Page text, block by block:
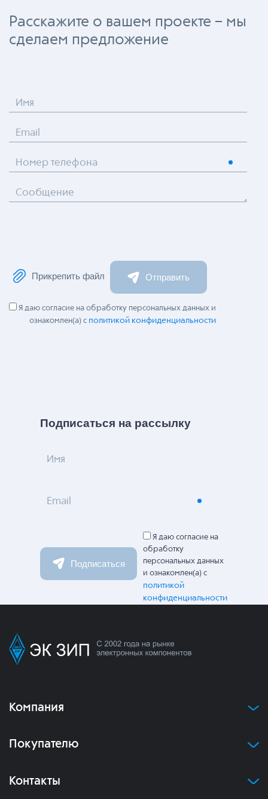
Расскажите о вашем проекте – мы
сделаем предложение
Имя
Email
Номер телефона
Сообщение
Прикрепить файл Отправить
Я даю согласие на обработку персональных данных и
ознакомлен(а) с политикой конфиденциальности
Подписаться на рассылку
Имя
Email
Подписаться
Я даю согласие на
обработку
персональных данных
и ознакомлен(а) с
политикой
конфиденциальности
Компания
Покупателю
Контакты